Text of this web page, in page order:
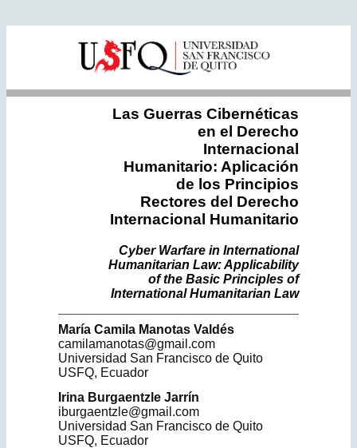
Las Guerras Cibernéticas
en el Derecho
Internacional
Humanitario: Aplicación
de los Principios
Rectores del Derecho
Internacional Humanitario
Cyber Warfare in International
Humanitarian Law: Applicability
of the Basic Principles of
International Humanitarian Law
María Camila Manotas Valdés
camilamanotas@gmail.com
Universidad San Francisco de Quito
USFQ, Ecuador
Irina Burgaentzle Jarrín
iburgaentzle@gmail.com
Universidad San Francisco de Quito
USFQ, Ecuador